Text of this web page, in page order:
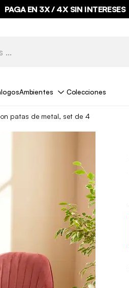
PAGA EN 3X / 4X SIN INTERESES
Ambientes Colecciones
patas de metal, set de 4